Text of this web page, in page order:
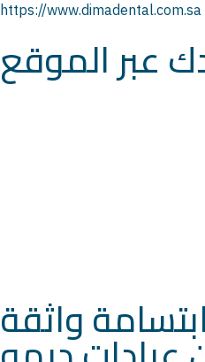
https://www.dimadental.com.sa
عبر الموقع
ابتسامة واثقة